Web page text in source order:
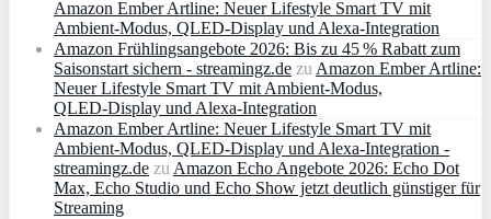
Amazon Ember Artline: Neuer Lifestyle Smart TV mit
Ambient‑Modus, QLED‑Display und Alexa‑Integration
Amazon Frühlingsangebote 2026: Bis zu 45 % Rabatt zum
Saisonstart sichern - streamingz.de zu Amazon Ember Artline:
Neuer Lifestyle Smart TV mit Ambient‑Modus,
QLED‑Display und Alexa‑Integration
Amazon Ember Artline: Neuer Lifestyle Smart TV mit
Ambient‑Modus, QLED‑Display und Alexa‑Integration -
streamingz.de zu Amazon Echo Angebote 2026: Echo Dot
Max, Echo Studio und Echo Show jetzt deutlich günstiger für
Streaming